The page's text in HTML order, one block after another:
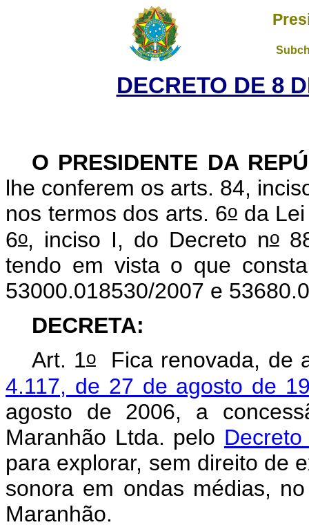
DECRETO DE 8
O PRESIDENTE DA
lhe conferem os arts. 84,
nos termos dos arts. 6oda Lei
6o, inciso I, do Decreto no
tendo em vista o que
53000.018530/2007 e
DECRETA:
Art. 1oFica renovada, de
4.117, de 27 de agosto de
agosto de 2006, a
Maranhão Ltda. pelo
para explorar, sem direito de
sonora em ondas médias,
Maranhão.